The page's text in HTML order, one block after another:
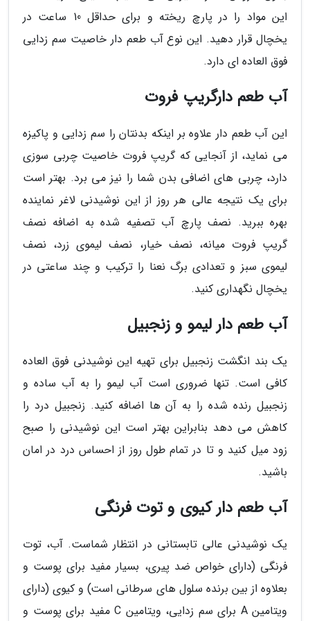
این مواد را در پارچ ریخته و برای حداقل 10 ساعت در
یخچال قرار دهید. این نوع آب طعم دار خاصیت سم زدایی
فوق العاده ای دارد.
آب طعم دارگریپ فروت
این آب طعم دار علاوه بر اینکه بدنتان را سم زدایی و پاکیزه
می نماید، از آنجایی که گریپ فروت خاصیت چربی سوزی
دارد، چربی های اضافی بدن شما را نیز می برد. بهتر است
برای یک نتیجه عالی هر روز از این نوشیدنی لاغر نماینده
بهره ببرید. نصف پارچ آب تصفیه شده به اضافه نصف
گریپ فروت میانه، نصف خیار، نصف لیموی زرد، نصف
لیموی سبز و تعدادی برگ نعنا را ترکیب و چند ساعتی در
یخچال نگهداری کنید.
آب طعم دار لیمو و زنجبیل
یک بند انگشت زنجبیل برای تهیه این نوشیدنی فوق العاده
کافی است. تنها ضروری است آب لیمو را به آب ساده و
زنجبیل رنده شده را به آن ها اضافه کنید. زنجبیل درد را
کاهش می دهد بنابراین بهتر است این نوشیدنی را صبح
زود میل کنید و تا در تمام طول روز از احساس درد در امان
باشید.
آب طعم دار کیوی و توت فرنگی
یک نوشیدنی عالی تابستانی در انتظار شماست. آب، توت
فرنگی (دارای خواص ضد پیری، بسیار مفید برای پوست و
بعلاوه از بین برنده سلول های سرطانی است) و کیوی (دارای
ویتامین A برای سم زدایی، ویتامین C مفید برای پوست و